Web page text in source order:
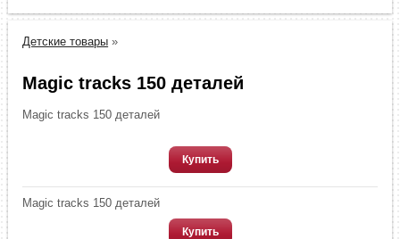
Детские товары »
Magic tracks 150 деталей
Magic tracks 150 деталей
Купить
Magic tracks 150 деталей
Купить